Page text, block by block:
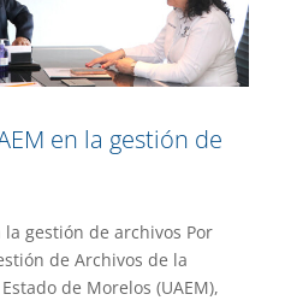
en la gestión de
la gestión de archivos Por
de Archivos de la
de Morelos (UAEM),